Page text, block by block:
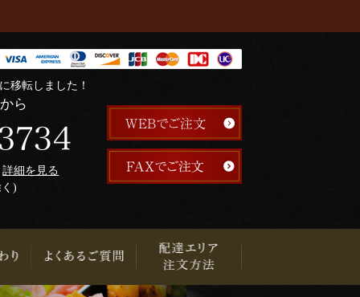
移転しました！
ら
詳細を見る
)